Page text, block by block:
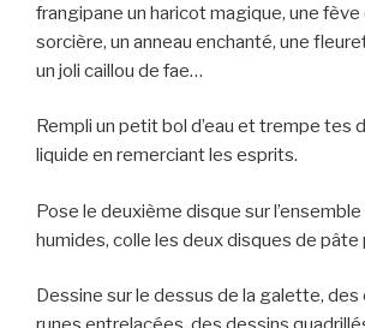
frangipane un haricot magique, une fève
sorcière, un anneau enchanté, une
un joli caillou de fae…
Rempli un petit bol d’eau et trempe tes
liquide en remerciant les esprits.
Pose le deuxième disque sur
humides, colle les deux disques de pâte
Dessine sur le dessus de la galette, des